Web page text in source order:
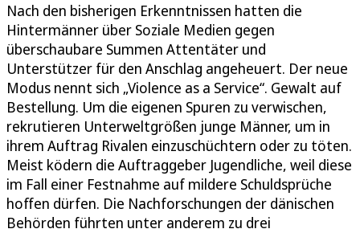
Nach den bisherigen Erkenntnissen hatten die
Hintermänner über Soziale Medien gegen
überschaubare Summen Attentäter und
Unterstützer für den Anschlag angeheuert. Der neue
Modus nennt sich „Violence as a Service“. Gewalt auf
Bestellung. Um die eigenen Spuren zu verwischen,
rekrutieren Unterweltgrößen junge Männer, um in
ihrem Auftrag Rivalen einzuschüchtern oder zu töten.
Meist ködern die Auftraggeber Jugendliche, weil diese
im Fall einer Festnahme auf mildere Schuldsprüche
hoffen dürfen. Die Nachforschungen der dänischen
Behörden führten unter anderem zu drei